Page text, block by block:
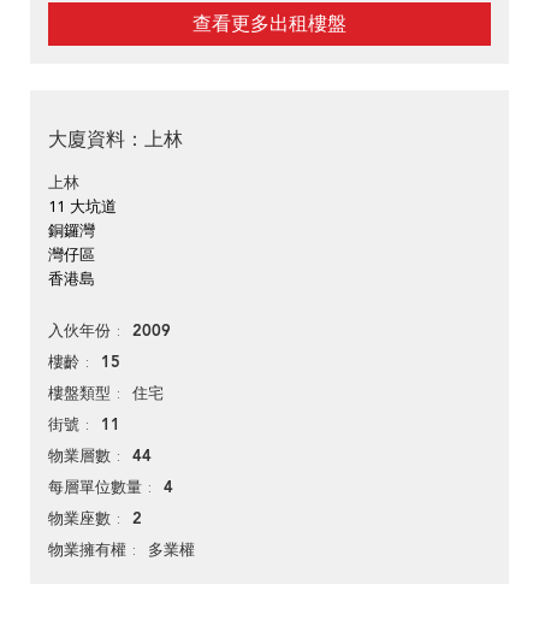
查看更多出租樓盤
大廈資料：上林
上林
11 大坑道
銅鑼灣
灣仔區
香港島
入伙年份 2009
樓齡 15
樓盤類型 住宅
街號 11
物業層數 44
每層單位數量 4
物業座數 2
物業擁有權 多業權